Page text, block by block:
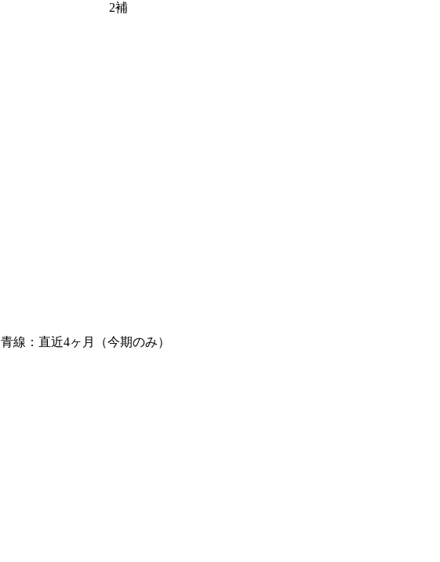
2補
青線：直近4ヶ月（今期のみ）